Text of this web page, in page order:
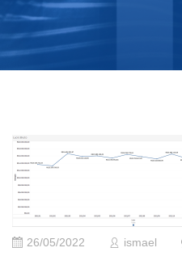
26/05/2022 ismael